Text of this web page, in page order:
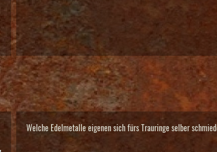
Welche Edelmetalle eigenen sich fürs Trauringe selber